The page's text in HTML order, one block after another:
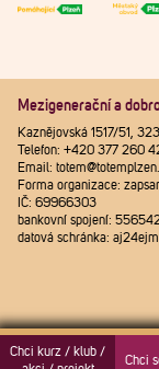
Chci kurz / klub /
Chci
Mezigenerační a
Kaznějovská 1517/51,
Telefon: +420 377 260
Email:
Forma organizace:
IČ: 69966303
bankovní spojení:
datová schránka: aj24ejm